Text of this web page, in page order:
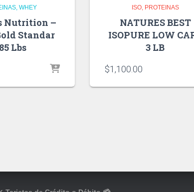
WHEY
Nutrition –
Standar
Lbs
ISO PROTEINAS
NATURES BEST
ISOPURE LOW
3 LB
$1,100.00